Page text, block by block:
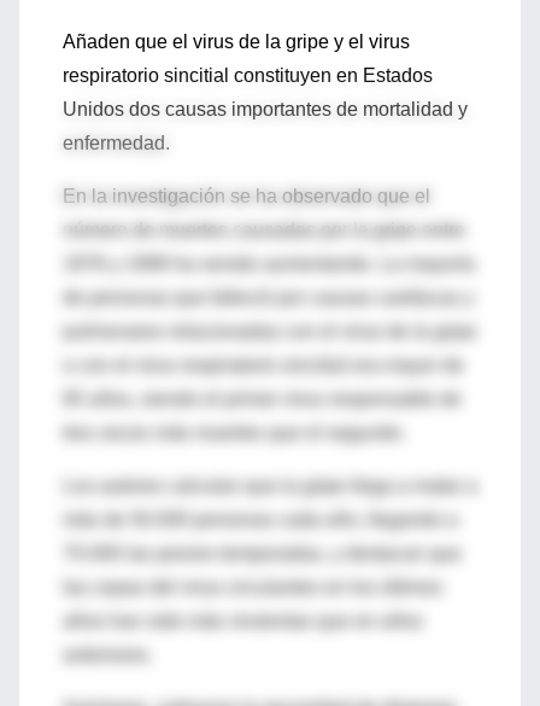
Añaden que el virus de la gripe y el virus
respiratorio sincitial constituyen en Estados
Unidos dos causas importantes de mortalidad y
enfermedad.
En la investigación se ha observado que el
número de muertes causadas por la gripe entre
1976 y 1999 ha venido aumentando. La mayoría
o con el virus respiratorio sincitial era mayor de
tres veces más muertes que el segundo.
Los autores calculan que la gripe llega a matar a
más de 50.000 personas cada año, llegando a
70.000 las peores temporadas, y destacan que